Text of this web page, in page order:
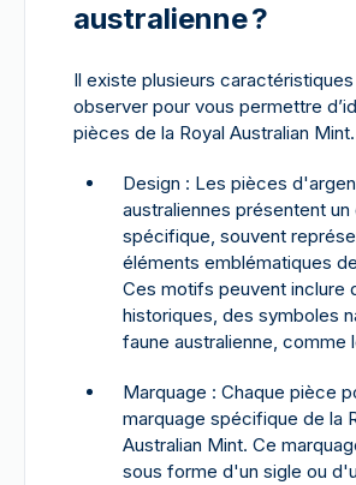
australienne ?
Il existe plusieurs
observer pour vous permettre
pièces de la Royal Australian Mint.
Design : Les pièces
australiennes présentent un
spécifique, souvent
éléments emblématiques
Ces motifs peuvent inclure
historiques, des symboles
faune australienne, comme
Marquage : Chaque pièce
marquage spécifique de la
Australian Mint. Ce
sous forme d'un sigle ou